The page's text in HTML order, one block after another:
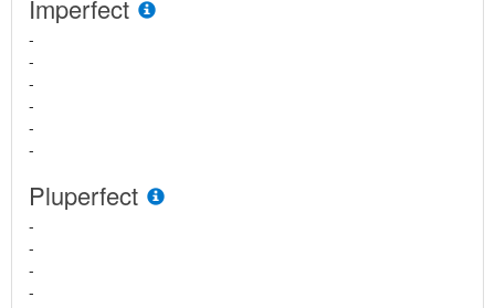
Imperfect
-
-
-
-
-
-
Pluperfect
-
-
-
-